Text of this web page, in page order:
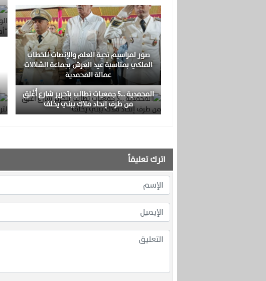
صور لمراسيم تحية العلم والإنصات للخطاب
الملكي بمناسبة عيد العرش بجماعة الشلالات
عمالة المحمدية
المحمدية …5 جمعيات تطالب بتحرير شارع أُغْلِق
من طرف إتحاد ملاك ببني يخلف
اترك تعليقاً